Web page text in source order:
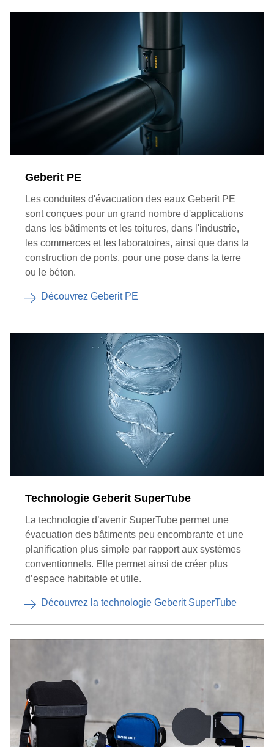
Geberit PE
Les conduites d'évacuation des eaux Geberit PE
sont conçues pour un grand nombre d'applications
dans les bâtiments et les toitures, dans l'industrie,
les commerces et les laboratoires, ainsi que dans la
construction de ponts, pour une pose dans la terre
ou le béton.
Découvrez Geberit PE
Technologie Geberit SuperTube
La technologie d’avenir SuperTube permet une
évacuation des bâtiments peu encombrante et une
planification plus simple par rapport aux systèmes
conventionnels. Elle permet ainsi de créer plus
d’espace habitable et utile.
Découvrez la technologie Geberit SuperTube